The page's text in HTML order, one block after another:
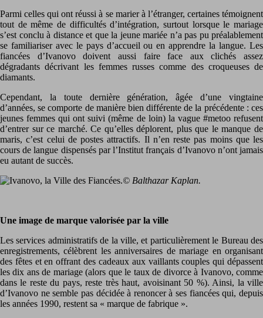
Parmi celles qui ont réussi à se marier à l’étranger, certaines témoignent
tout de même de difficultés d’intégration, surtout lorsque le mariage
s’est conclu à distance et que la jeune mariée n’a pas pu préalablement
se familiariser avec le pays d’accueil ou en apprendre la langue. Les
fiancées d’Ivanovo doivent aussi faire face aux clichés assez
dégradants décrivant les femmes russes comme des croqueuses de
diamants.
Cependant, la toute dernière génération, âgée d’une vingtaine
d’années, se comporte de manière bien différente de la précédente : ces
jeunes femmes qui ont suivi (même de loin) la vague #metoo refusent
d’entrer sur ce marché. Ce qu’elles déplorent, plus que le manque de
maris, c’est celui de postes attractifs. Il n’en reste pas moins que les
cours de langue dispensés par l’Institut français d’Ivanovo n’ont jamais
eu autant de succès.
© Balthazar Kaplan.
Une image de marque valorisée par la ville
Les services administratifs de la ville, et particulièrement le Bureau des
enregistrements, célèbrent les anniversaires de mariage en organisant
des fêtes et en offrant des cadeaux aux vaillants couples qui dépassent
les dix ans de mariage (alors que le taux de divorce à Ivanovo, comme
dans le reste du pays, reste très haut, avoisinant 50 %). Ainsi, la ville
d’Ivanovo ne semble pas décidée à renoncer à ses fiancées qui, depuis
les années 1990, restent sa « marque de fabrique ».